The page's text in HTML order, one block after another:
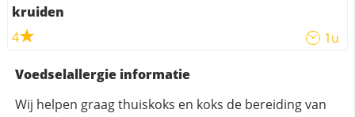
kruiden
4
1u
Voedselallergie informatie
Wij helpen graag thuiskoks en koks de bereiding van